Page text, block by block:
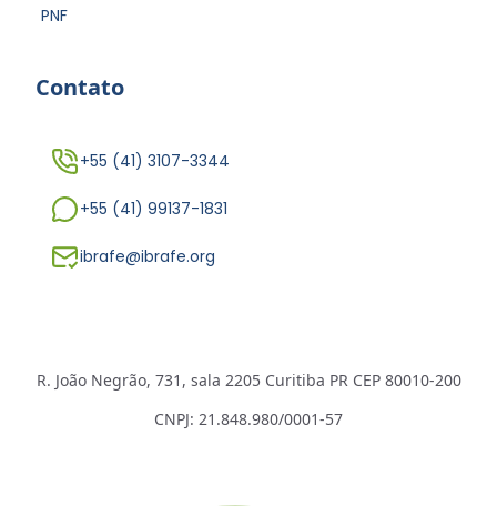
PNF
Contato
+55 (41) 3107-3344
+55 (41) 99137-1831
ibrafe@ibrafe.org
R. João Negrão, 731, sala 2205 Curitiba PR CEP 80010-200
CNPJ: 21.848.980/0001-57